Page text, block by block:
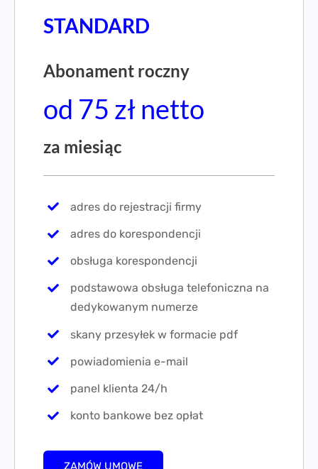
STANDARD
Abonament roczny
od 75 zł netto
za miesiąc
adres do rejestracji firmy
adres do korespondencji
obsługa korespondencji
podstawowa obsługa telefoniczna na
dedykowanym numerze
skany przesyłek w formacie pdf
powiadomienia e-mail
panel klienta 24/h
konto bankowe bez opłat
ZAMÓW UMOWĘ